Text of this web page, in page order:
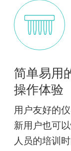
简单易用
操作体验
用户友好的
新用户也可
人员的培训